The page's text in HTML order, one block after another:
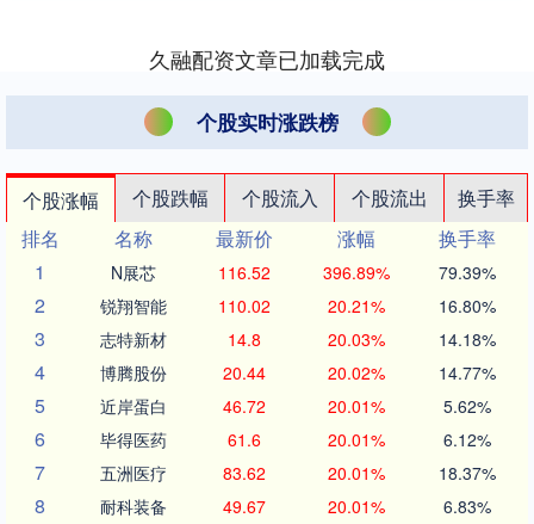
久融配资文章已加载完成
个股实时涨跌榜
个股涨幅 个股跌幅 个股流入 个股流出
换手率
排名
名称 最新价 涨幅
换手率
1
N展芯 116.52 396.89% 79.39%
2 锐翔智能 110.02 20.21% 16.80%
3 志特新材 14.8 20.03% 14.18%
4 博腾股份 20.44 20.02% 14.77%
5 近岸蛋白 46.72 20.01% 5.62%
6 毕得医药 61.6 20.01% 6.12%
7 五洲医疗 83.62 20.01% 18.37%
8 耐科装备 49.67 20.01% 6.83%